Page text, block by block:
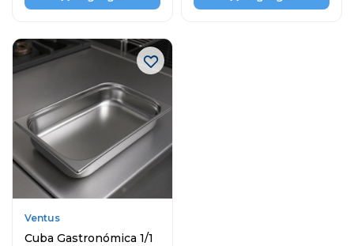
Ventus
Cuba Gastronómica 1/1